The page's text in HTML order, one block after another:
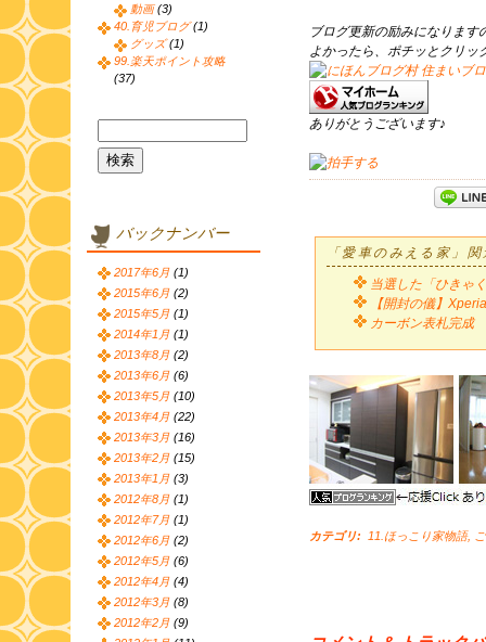
ブログ更新の励みになります
よかったら、ポチッとクリッ
ありがとうございます♪
「愛車のみえる家」
当選した「ひきゃ
【開封の儀】
カーボン表札完成
カテゴリ: 11.ほっこり家物語,
動画(3)
40.育児ブログ(1)
グッズ(1)
99.楽天ポイント攻略
(37)
バックナンバー
2017年6月 (1)
2015年6月 (2)
2015年5月 (1)
2014年1月 (1)
2013年8月 (2)
2013年6月 (6)
2013年5月 (10)
2013年4月 (22)
2013年3月 (16)
2013年2月 (15)
2013年1月 (3)
2012年8月 (1)
2012年7月 (1)
2012年6月 (2)
2012年5月 (6)
2012年4月 (4)
2012年3月 (8)
2012年2月 (9)